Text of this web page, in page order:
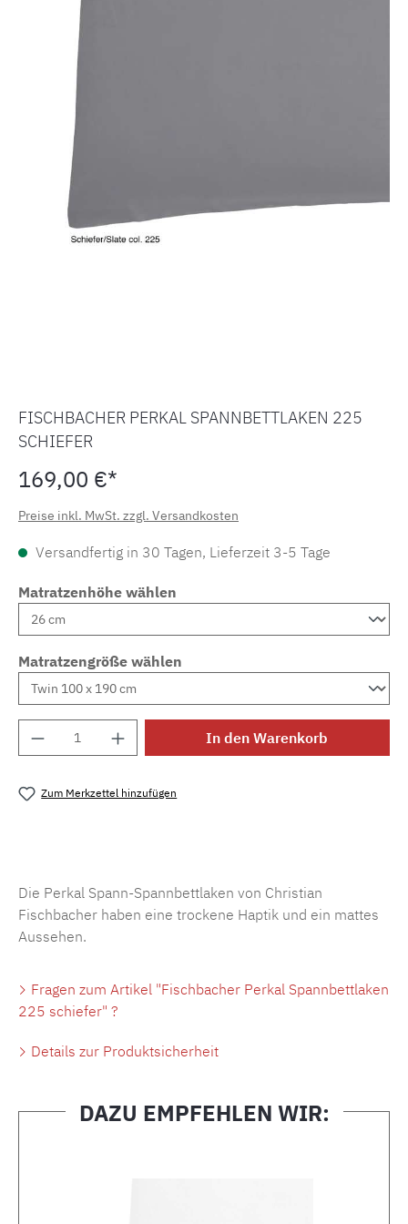
FISCHBACHER PERKAL SPANNBETTLAKEN 225
SCHIEFER
169,00 €*
Preise inkl. MwSt. zzgl. Versandkosten
Versandfertig in 30 Tagen, Lieferzeit 3-5 Tage
Matratzenhöhe wählen
Matratzengröße wählen
Produkt Anzahl: Gib den gewünschten
In den Warenkorb
Zum Merkzettel hinzufügen
Die Perkal Spann-Spannbettlaken von Christian
Fischbacher haben eine trockene Haptik und ein mattes
Aussehen.
Fragen zum Artikel "Fischbacher Perkal Spannbettlaken
225 schiefer" ?
Details zur Produktsicherheit
DAZU EMPFEHLEN WIR: